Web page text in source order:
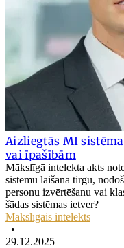
Aizliegtās MI
vai īpašībām
Mākslīgā intelekta akts
sistēmu laišana tirgū,
personu izvērtēšanu vai
šādas sistēmas ietver?
Mākslīgais intelekts
•
29.12.2025